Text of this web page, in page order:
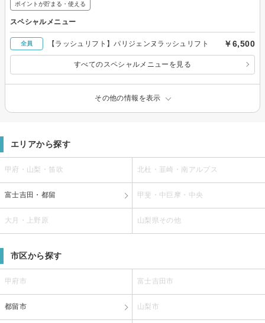
ポイントが貯まる・使える
スペシャルメニュー
全員 【ラッシュリフト】パリジェンヌラッシュリフト ￥6,500
すべてのスペシャルメニューを見る
その他の情報を表示
エリアから探す
甲府・山梨・笛吹 北杜・韮崎・南アルプス
富士吉田・都留 甲斐・中巨摩・中央
大月・上野原 山梨県その他
市区から探す
甲府市 富士吉田市
都留市 山梨市